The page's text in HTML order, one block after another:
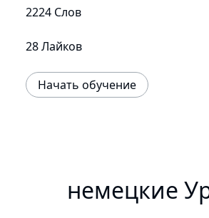
2224 Слов
28 Лайков
Начать обучение
немецкие